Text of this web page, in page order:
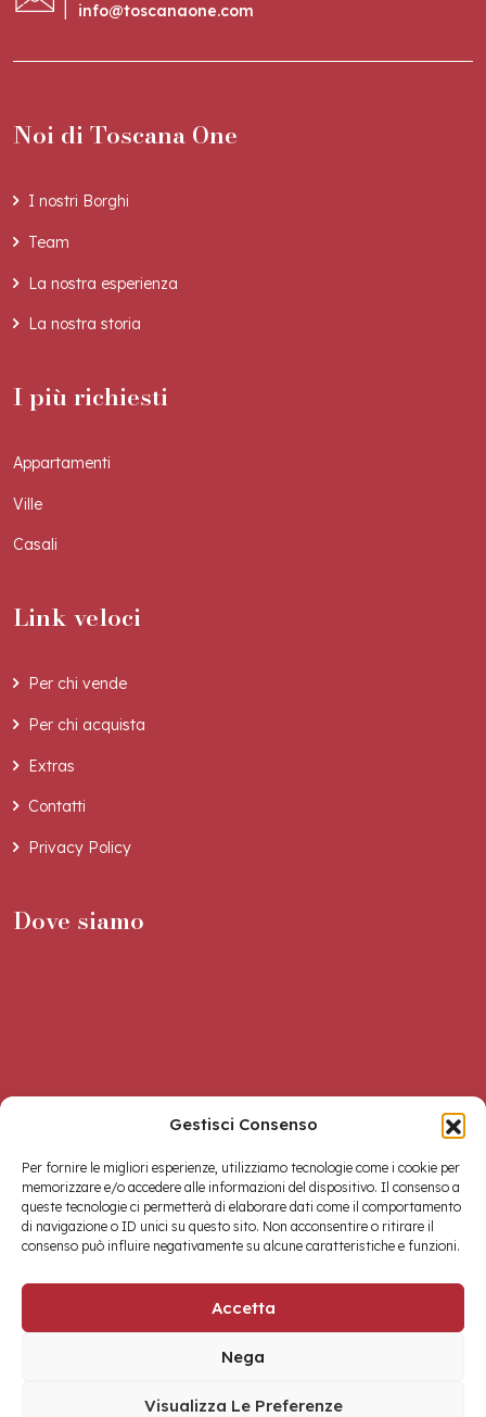
Gestisci Consenso
Per fornire le migliori esperienze, utilizziamo tecnologie come i cookie per
memorizzare e/o accedere alle informazioni del dispositivo. Il consenso a
queste tecnologie ci permetterà di elaborare dati come il comportamento
di navigazione o ID unici su questo sito. Non acconsentire o ritirare il
consenso può influire negativamente su alcune caratteristiche e funzioni.
Accetta
Nega
Visualizza Le Preferenze
info@toscanaone.com
Noi di Toscana One
I nostri Borghi
Team
La nostra esperienza
La nostra storia
I più richiesti
Appartamenti
Ville
Casali
Link veloci
Per chi vende
Per chi acquista
Extras
Contatti
Privacy Policy
Dove siamo
Copyright © 2026 Toscana One Srls • Made with